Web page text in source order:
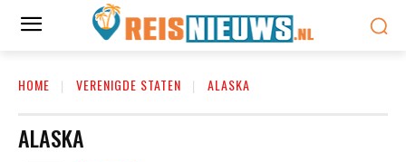
HOME VERENIGDE STATEN ALASKA
ALASKA